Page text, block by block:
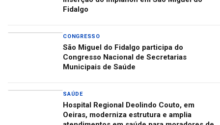
Fidalgo
CONGRESSO
São Miguel do Fidalgo participa do
Congresso Nacional de Secretarias
Municipais de Saúde
SAÚDE
Hospital Regional Deolindo Couto, em
Oeiras, moderniza estrutura e amplia